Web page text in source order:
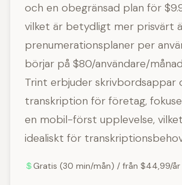
och en obegränsad plan för
vilket är betydligt mer prisvärt
prenumerationsplaner per
börjar på $80/användare/
Trint erbjuder skrivbordsappar
transkription för företag,
en mobil-först upplevelse,
idealiskt för
Gratis (30 min/mån) / från $44,99/år